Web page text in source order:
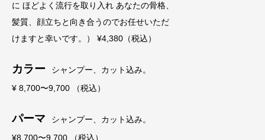
に ほどよく流行を取り入れ あなたの骨格、
髪質、顔立ちと向き合うのでお任せいただ
けますと幸いです。） ¥4,380（税込）
カラー
シャンプー、カット込み。
¥ 8,700〜9,700 （税込）
パーマ
シャンプー、カット込み。
¥8,700〜9,700 （税込）